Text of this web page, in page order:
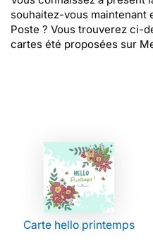
souhaitez-vous maintenant
Poste ? Vous trouverez ci-
cartes été proposées sur
Carte hello printemps